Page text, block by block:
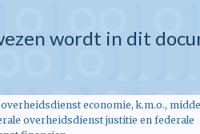
wordt in dit
economie, k.m.o.,
overheidsdienst justitie en federale